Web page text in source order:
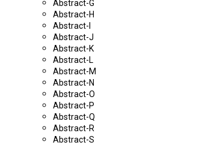
Abstract-G
Abstract-H
Abstract-I
Abstract-J
Abstract-K
Abstract-L
Abstract-M
Abstract-N
Abstract-O
Abstract-P
Abstract-Q
Abstract-R
Abstract-S